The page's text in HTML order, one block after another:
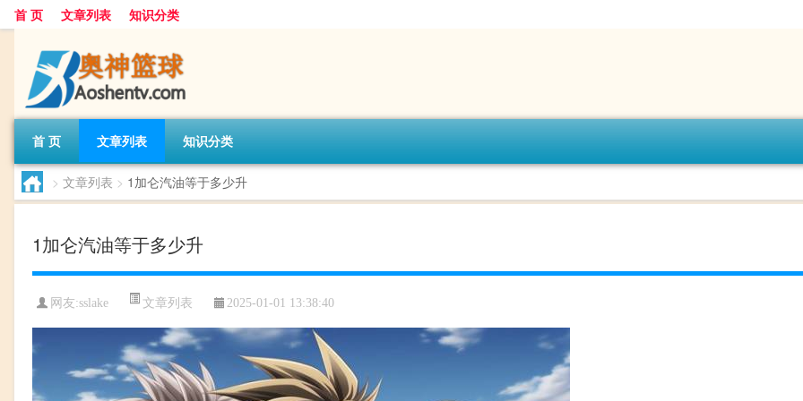
首 页 文章列表 知识分类
首 页 文章列表 知识分类
> 文章列表 > 1加仑汽油等于多少升
1加仑汽油等于多少升
网友:sslake 文章列表 2025-01-01 13:38:40